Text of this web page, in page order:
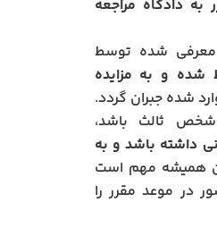
به دادگاه مراجعه
معرفی شده توسط
شده و به مزایده
شده جبران گردد.
شخص ثالث باشد،
داشته باشد و به
همیشه مهم است
در موعد مقرر را